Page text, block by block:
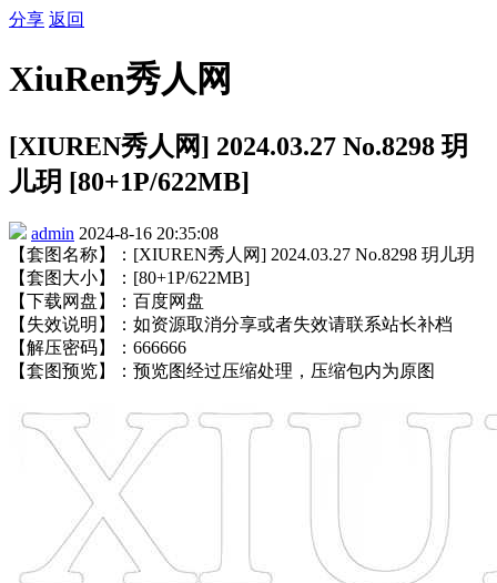
分享 返回
XiuRen秀人网
[XIUREN秀人网] 2024.03.27 No.8298 玥
儿玥 [80+1P/622MB]
admin 2024-8-16 20:35:08
【套图名称】：[XIUREN秀人网] 2024.03.27 No.8298 玥儿玥
【套图大小】：[80+1P/622MB]
【下载网盘】：百度网盘
【失效说明】：如资源取消分享或者失效请联系站长补档
【解压密码】：666666
【套图预览】：预览图经过压缩处理，压缩包内为原图